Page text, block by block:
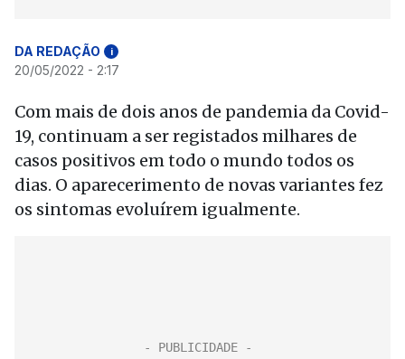
DA REDAÇÃO i
20/05/2022 - 2:17
Com mais de dois anos de pandemia da Covid-
19, continuam a ser registados milhares de
casos positivos em todo o mundo todos os
dias. O aparecerimento de novas variantes fez
os sintomas evoluírem igualmente.